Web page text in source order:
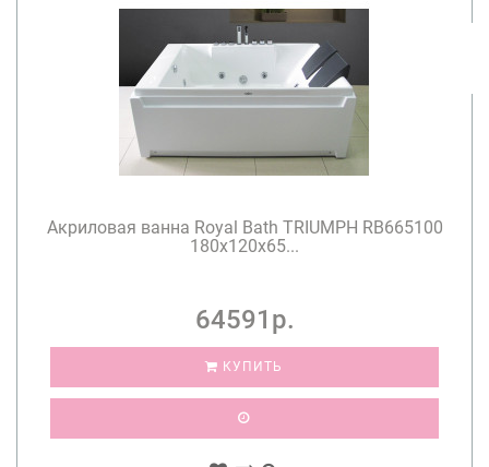
Акриловая ванна Royal Bath TRIUMPH RB665100
180х120х65...
64591р.
КУПИТЬ